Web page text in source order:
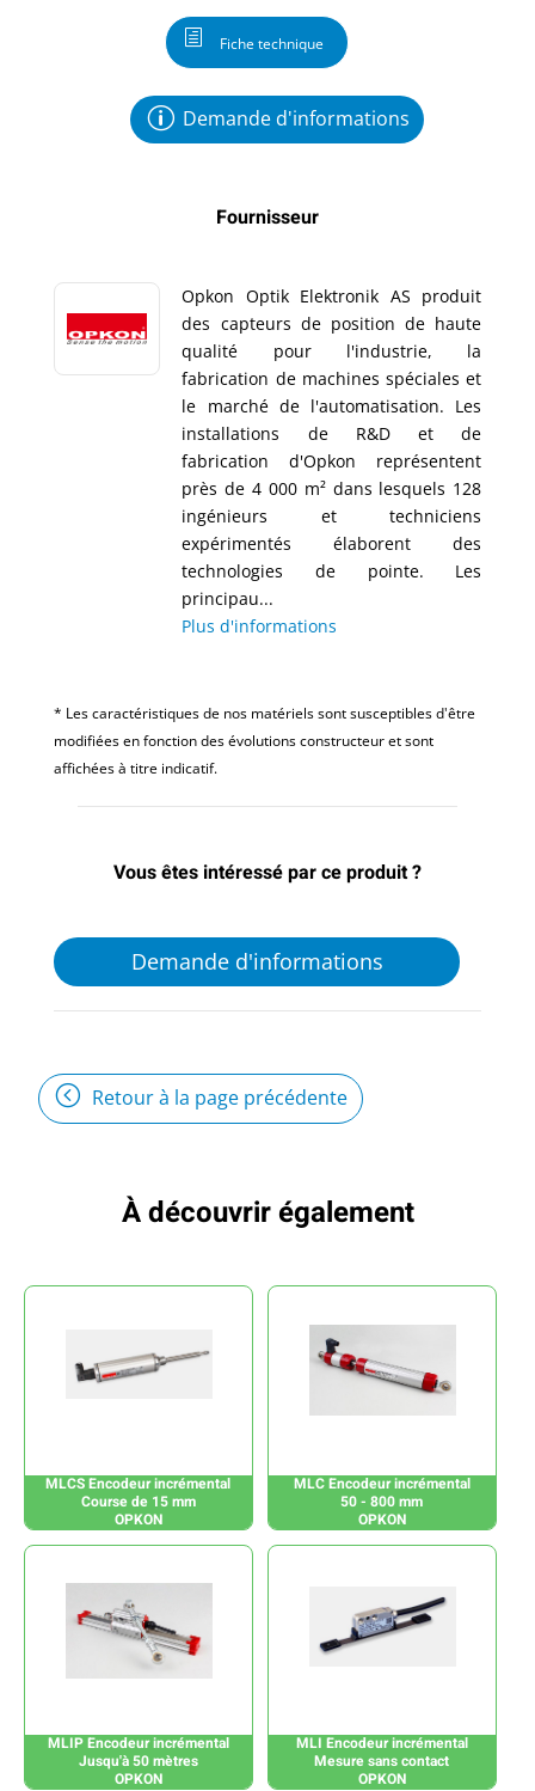
Fiche technique
Demande d'informations
Fournisseur
Opkon Optik Elektronik AS produit
des capteurs de position de haute
qualité pour l'industrie, la
fabrication de machines spéciales et
le marché de l'automatisation. Les
installations de R&D et de
fabrication d'Opkon représentent
près de 4 000 m² dans lesquels 128
ingénieurs et techniciens
expérimentés élaborent des
technologies de pointe. Les
principau...
Plus d'informations
* Les caractéristiques de nos matériels sont susceptibles d'être
modifiées en fonction des évolutions constructeur et sont
affichées à titre indicatif.
Vous êtes intéressé par ce produit ?
Demande d'informations
Retour à la page précédente
À découvrir également
MLCS Encodeur incrémental
Course de 15 mm
OPKON
MLC Encodeur incrémental
50 - 800 mm
OPKON
MLIP Encodeur incrémental
Jusqu'à 50 mètres
OPKON
MLI Encodeur incrémental
Mesure sans contact
OPKON